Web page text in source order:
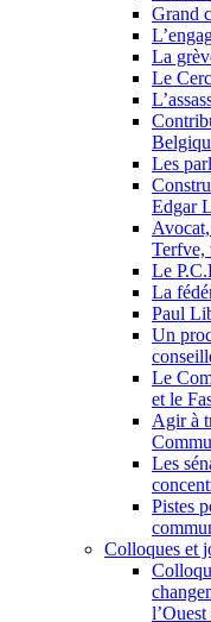
Grand
La
Le
Les
Edgar
Terfve,
Le
La
Paul
Un
Le
et le
Agir à
Les
Pistes
Colloques et